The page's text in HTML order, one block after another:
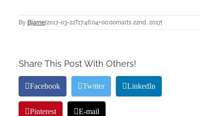
By Bjarne 2017-03-22T17:46:04+00:00marts 22nd, 2017
Share This Post With Others!
Facebook Twitter LinkedIn
Pinterest E-mail